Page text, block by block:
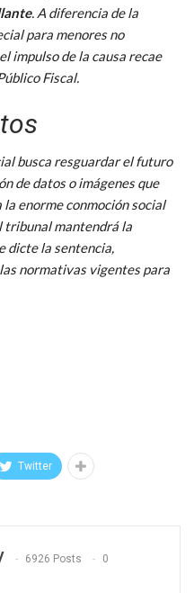
. A diferencia de la
para menores no
impulso de la causa recae
Fiscal.
busca resguardar el futuro
de datos o imágenes que
enorme conmoción social
tribunal mantendrá la
dicte la sentencia,
normativas vigentes para
Twitter
6926 Posts 0